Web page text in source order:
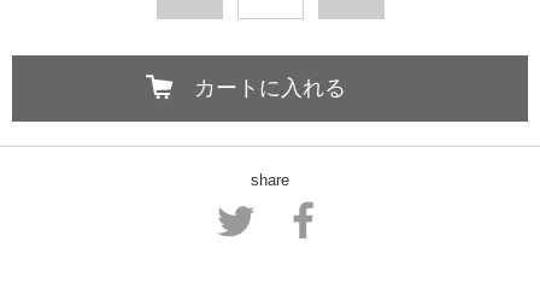
カートに入れる
share